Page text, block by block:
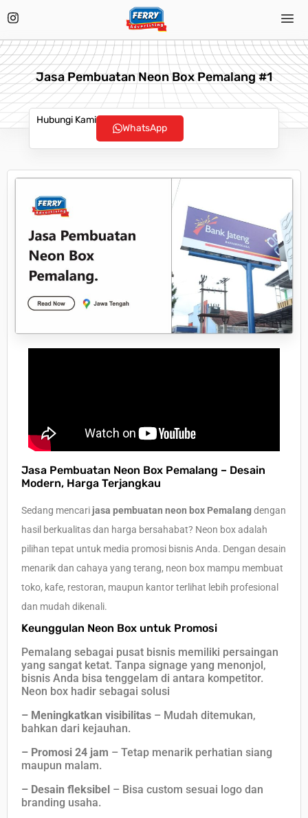
Jasa Pembuatan Neon Box Pemalang #1
Hubungi Kami
WhatsApp
Jasa Pembuatan Neon Box Pemalang – Desain
Modern, Harga Terjangkau
Sedang mencari jasa pembuatan neon box Pemalangdengan
hasil berkualitas dan harga bersahabat? Neon box adalah
pilihan tepat untuk media promosi bisnis Anda. Dengan desain
menarik dan cahaya yang terang, neon box mampu membuat
toko, kafe, restoran, maupun kantor terlihat lebih profesional
dan mudah dikenali.
Keunggulan Neon Box untuk Promosi
Pemalang sebagai pusat bisnis memiliki persaingan
yang sangat ketat. Tanpa signage yang menonjol,
bisnis Anda bisa tenggelam di antara kompetitor.
Neon box hadir sebagai solusi
– Meningkatkan visibilitas – Mudah ditemukan,
bahkan dari kejauhan.
– Promosi 24 jam – Tetap menarik perhatian siang
maupun malam.
– Desain fleksibel – Bisa custom sesuai logo dan
branding usaha.